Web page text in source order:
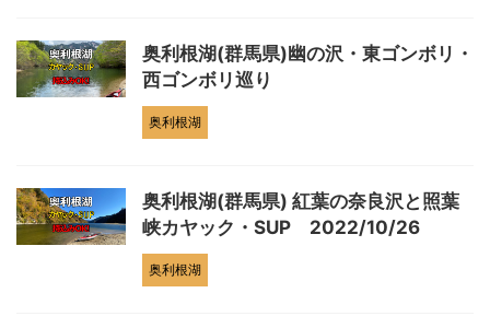
奥利根湖(群馬県)幽の沢・東ゴンボリ・
西ゴンボリ巡り
奥利根湖
奥利根湖(群馬県) 紅葉の奈良沢と照葉
峡カヤック・SUP 2022/10/26
奥利根湖